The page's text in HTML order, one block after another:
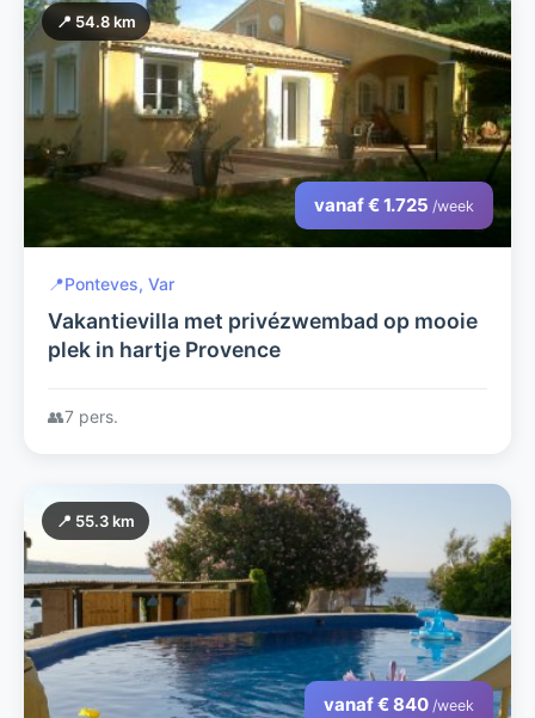
📍 54.8 km
vanaf € 1.725 /week
📍Ponteves, Var
Vakantievilla met privézwembad op mooie
plek in hartje Provence
👥7 pers.
📍 55.3 km
vanaf € 840 /week